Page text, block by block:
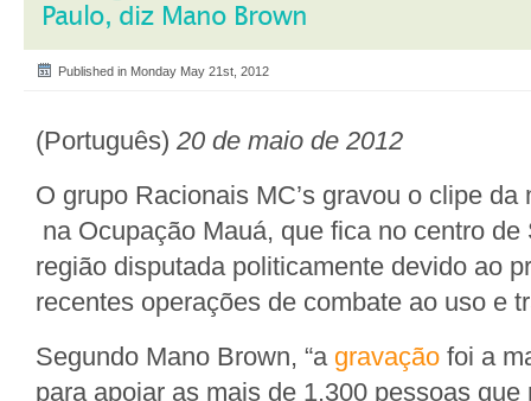
Paulo, diz Mano Brown
Published in Monday May 21st, 2012
(Português) 20 de maio de 2012
O grupo Racionais MC’s gravou o clipe da
na Ocupação Mauá, que fica no centro
região disputada politicamente devido ao
recentes operações de combate ao uso e
Segundo Mano Brown, “a gravação foi a
para apoiar as mais de 1.300 pessoas que